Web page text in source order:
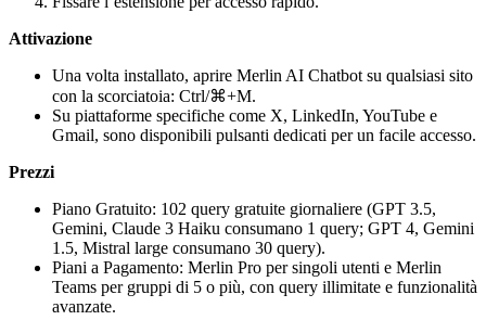
Attivazione
Una volta installato, aprire Merlin AI Chatbot su qualsiasi sito
con la scorciatoia: Ctrl/⌘+M.
Su piattaforme specifiche come X, LinkedIn, YouTube e
Gmail, sono disponibili pulsanti dedicati per un facile accesso.
Prezzi
Piano Gratuito: 102 query gratuite giornaliere (GPT 3.5,
Gemini, Claude 3 Haiku consumano 1 query; GPT 4, Gemini
1.5, Mistral large consumano 30 query).
Piani a Pagamento: Merlin Pro per singoli utenti e Merlin
Teams per gruppi di 5 o più, con query illimitate e funzionalità
avanzate.